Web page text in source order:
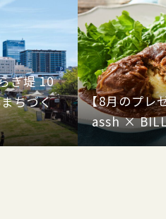
ぎ堤 10
ちづく
【8月のプレ
assh ×